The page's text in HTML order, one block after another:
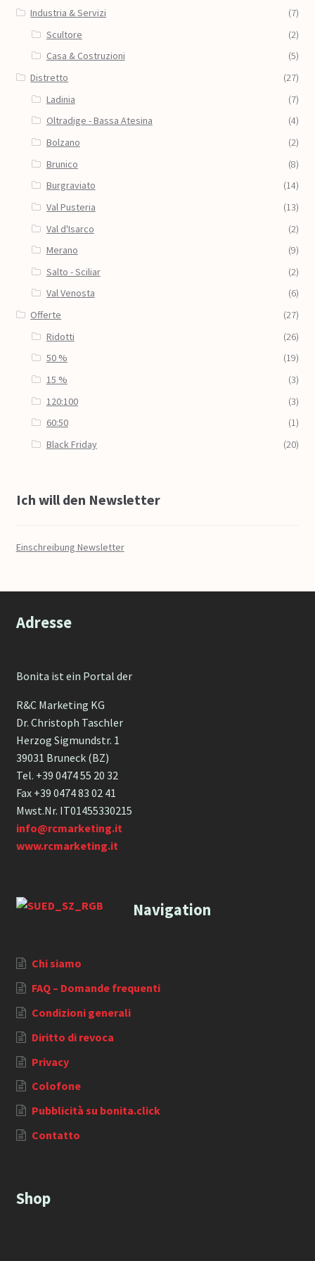
Industria & Servizi
(7)
Scultore
(2)
Casa & Costruzioni
(5)
Distretto
(27)
Ladinia
(7)
Oltradige - Bassa Atesina
(4)
Bolzano
(2)
Brunico
(8)
Burgraviato
(14)
Val Pusteria
(13)
Val d'Isarco
(2)
Merano
(9)
Salto - Sciliar
(2)
Val Venosta
(6)
Offerte
(27)
Ridotti
(26)
50 %
(19)
15 %
(3)
120:100
(3)
60:50
(1)
Black Friday
(20)
Ich will den Newsletter
Einschreibung Newsletter
Adresse
Bonita ist ein Portal der
R&C Marketing KG
Dr. Christoph Taschler
Herzog Sigmundstr. 1
39031 Bruneck (BZ)
Tel. +39 0474 55 20 32
Fax +39 0474 83 02 41
Mwst.Nr. IT01455330215
info@rcmarketing.it
www.rcmarketing.it
Navigation
Chi siamo
FAQ – Domande frequenti
Condizioni generali
Diritto di revoca
Privacy
Colofone
Pubblicità su bonita.click
Contatto
Shop